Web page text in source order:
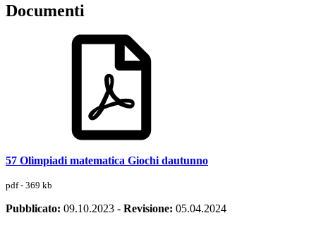
Documenti
57 Olimpiadi matematica Giochi dautunno
pdf - 369 kb
Pubblicato: 09.10.2023 - Revisione: 05.04.2024